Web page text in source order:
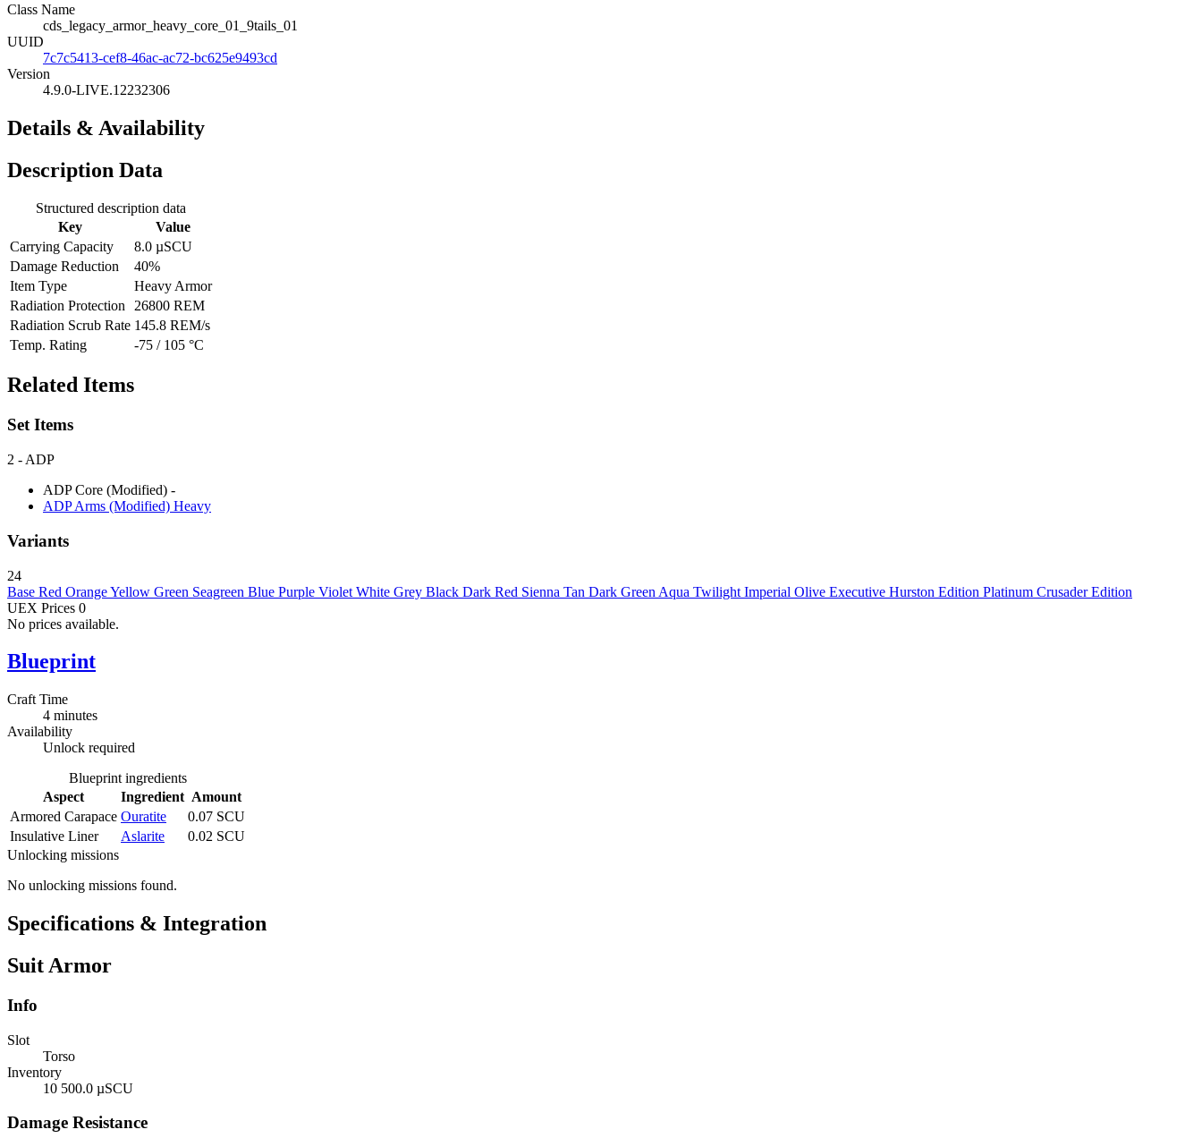
Class Name
cds_legacy_armor_heavy_core_01_9tails_01
UUID
7c7c5413-cef8-46ac-ac72-bc625e9493cd
Version
4.9.0-LIVE.12232306
Details & Availability
Description Data
Structured description data
Key
Value
Carrying Capacity
8.0 µSCU
Damage Reduction
40%
Item Type
Heavy Armor
Radiation Protection
26800 REM
Radiation Scrub Rate 145.8 REM/s
Temp. Rating
-75 / 105 °C
Related Items
Set Items
2 - ADP
ADP Core (Modified) -
ADP Arms (Modified) Heavy
Variants
24
Base Red OrangeYellow Green Seagreen Blue Purple Violet White Grey Black Dark Red Sienna Tan Dark Green Aqua Twilight Imperial Olive Executive Hurston Edition Platinum Crusader Edition
UEX Prices 0
No prices available.
Blueprint
Craft Time
4 minutes
Availability
Unlock required
Blueprint ingredients
Aspect
Ingredient Amount
Armored Carapace Ouratite
0.07 SCU
Insulative Liner
Aslarite
0.02 SCU
Unlocking missions
No unlocking missions found.
Specifications & Integration
Suit Armor
Info
Slot
Torso
Inventory
10 500.0 µSCU
Damage Resistance